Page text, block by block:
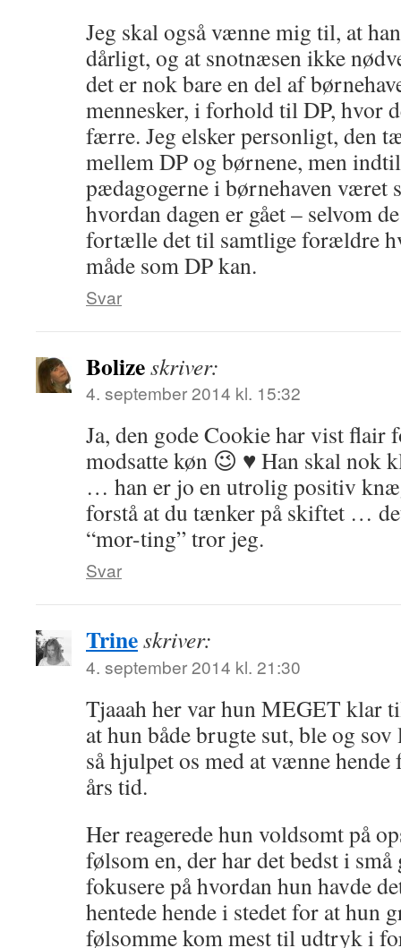
Jeg skal også vænne mig til, at
dårligt, og at snotnæsen ikke
det er nok bare en del af
mennesker, i forhold til DP, hvor
færre. Jeg elsker personligt, den
mellem DP og børnene, men
pædagogerne i børnehaven været
hvordan dagen er gået – selvom
fortælle det til samtlige forældre
måde som DP kan.
Svar
Bolizeskriver:
4. september 2014 kl. 15:32
Ja, den gode Cookie har vist flair
modsatte køn 😉 ♥ Han skal nok
… han er jo en utrolig positiv
forstå at du tænker på skiftet …
“mor-ting” tror jeg.
Svar
Trineskriver:
4. september 2014 kl. 21:30
Tjaaah her var hun MEGET klar
at hun både brugte sut, ble og
så hjulpet os med at vænne
års tid.
Her reagerede hun voldsomt på
følsom en, der har det bedst i
fokusere på hvordan hun havde
hentede hende i stedet for at hun
følsomme kom mest til udtryk i